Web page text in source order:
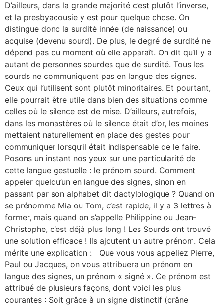
D’ailleurs, dans la grande majorité c’est plutôt l’inverse,
et la presbyacousie y est pour quelque chose. On
distingue donc la surdité innée (de naissance) ou
acquise (devenu sourd). De plus, le degré de surdité ne
dépend pas du moment où elle apparaît. On dit qu’il y a
autant de personnes sourdes que de surdité. Tous les
sourds ne communiquent pas en langue des signes.
Ceux qui l’utilisent sont plutôt minoritaires. Et pourtant,
elle pourrait être utile dans bien des situations comme
celles où le silence est de mise. D’ailleurs, autrefois,
dans les monastères où le silence était d’or, les moines
mettaient naturellement en place des gestes pour
communiquer lorsqu’il était indispensable de le faire.
Posons un instant nos yeux sur une particularité de
cette langue gestuelle : le prénom sourd. Comment
appeler quelqu’un en langue des signes, sinon en
passant par son alphabet dit dactylologique ? Quand on
se prénomme Mia ou Tom, c’est rapide, il y a 3 lettres à
former, mais quand on s’appelle Philippine ou Jean-
Christophe, c’est déjà plus long ! Les Sourds ont trouvé
une solution efficace ! Ils ajoutent un autre prénom. Cela
mérite une explication : Que vous vous appeliez Pierre,
Paul ou Jacques, on vous attribuera un prénom en
langue des signes, un prénom « signé ». Ce prénom est
attribué de plusieurs façons, dont voici les plus
courantes : Soit grâce à un signe distinctif (crâne